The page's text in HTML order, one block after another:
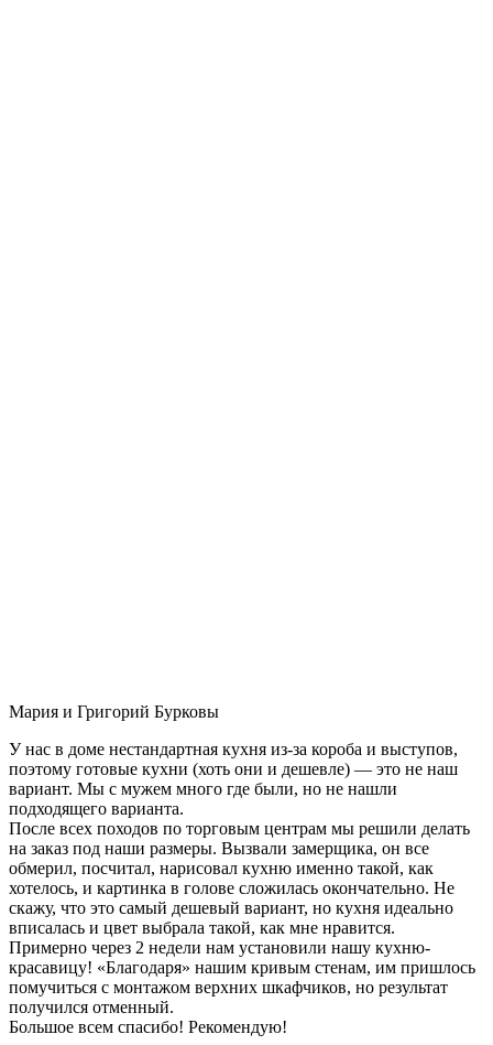
Мария и Григорий Бурковы
У нас в доме нестандартная кухня из-за короба и выступов,
поэтому готовые кухни (хоть они и дешевле) — это не наш
вариант. Мы с мужем много где были, но не нашли
подходящего варианта.
После всех походов по торговым центрам мы решили делать
на заказ под наши размеры. Вызвали замерщика, он все
обмерил, посчитал, нарисовал кухню именно такой, как
хотелось, и картинка в голове сложилась окончательно. Не
скажу, что это самый дешевый вариант, но кухня идеально
вписалась и цвет выбрала такой, как мне нравится.
Примерно через 2 недели нам установили нашу кухню-
красавицу! «Благодаря» нашим кривым стенам, им пришлось
помучиться с монтажом верхних шкафчиков, но результат
получился отменный.
Большое всем спасибо! Рекомендую!